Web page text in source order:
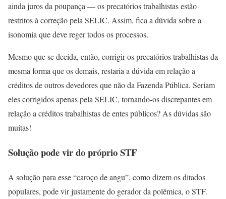
ainda juros da poupança — os precatórios trabalhistas estão
restritos à correção pela SELIC. Assim, fica a dúvida sobre a
isonomia que deve reger todos os processos.
Mesmo que se decida, então, corrigir os precatórios trabalhistas da
mesma forma que os demais, restaria a dúvida em relação a
créditos de outros devedores que não da Fazenda Pública. Seriam
eles corrigidos apenas pela SELIC, tornando-os discrepantes em
relação a créditos trabalhistas de entes públicos? As dúvidas são
muitas!
Solução pode vir do próprio STF
A solução para esse “caroço de angu”, como dizem os ditados
populares, pode vir justamente do gerador da polêmica, o STF.